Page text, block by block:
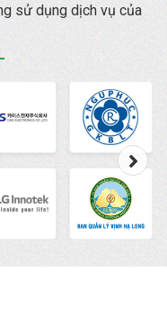
sử dụng dịch vụ của